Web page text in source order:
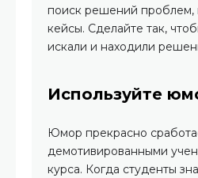
поиск решений
кейсы. Сделайте так,
искали и находили
Используйте
Юмор прекрасно
демотивированными
курса. Когда студенты